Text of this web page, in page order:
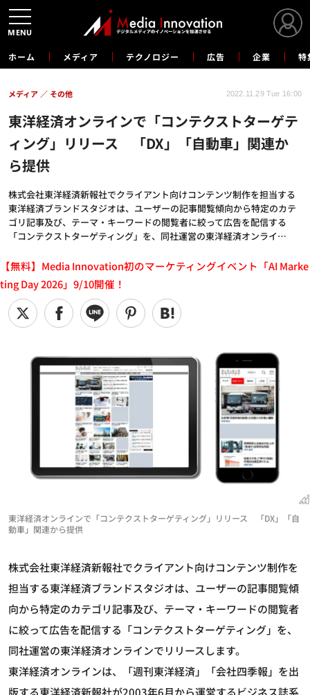
ホーム メディア テクノロジー 広告 企業 特
東洋経済オンラインで「コンテクストターゲテ
ィング」リリース 「DX」「自動車」関連か
ら提供
株式会社東洋経済新報社でクライアント向けコンテンツ制作を担当する
東洋経済ブランドスタジオは、ユーザーの記事閲覧傾向から特定のカテ
ゴリ記事及び、テーマ・キーワードの閲覧者に絞って広告を配信する
「コンテクストターゲティング」を、同社運営の東洋経済オンライ…
メディア その他 2022.11.29 Tue 16:00
【無料】Media Innovation初のマーケティングイベント「AI Marke
ting Day 2026」9/10開催！
東洋経済オンラインで「コンテクストターゲティング」リリース 「DX」「自
動車」関連から提供
株式会社東洋経済新報社でクライアント向けコンテンツ制作を
担当する東洋経済ブランドスタジオは、ユーザーの記事閲覧傾
向から特定のカテゴリ記事及び、テーマ・キーワードの閲覧者
に絞って広告を配信する「コンテクストターゲティング」を、
同社運営の東洋経済オンラインでリリースします。
東洋経済オンラインは、「週刊東洋経済」「会社四季報」を出
版する東洋経済新報社が2003年6月から運営するビジネス誌系
MENU